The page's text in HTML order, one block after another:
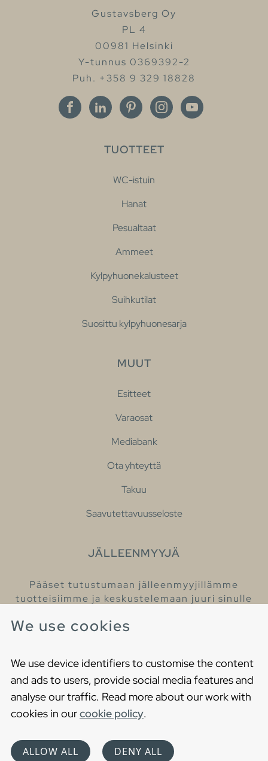
We use cookies
We use device identifiers to customise the content
and ads to users, provide social media features and
analyse our traffic. Read more about our work with
cookies in ourcookie policy.
ALLOW ALL DENY ALL
Gustavsberg Oy
PL 4
00981 Helsinki
Y-tunnus 0369392-2
Puh. +358 9 329 18828
TUOTTEET
WC-istuin
Hanat
Pesualtaat
Ammeet
Kylpyhuonekalusteet
Suihkutilat
Suosittu kylpyhuonesarja
MUUT
Esitteet
Varaosat
Mediabank
Ota yhteyttä
Takuu
Saavutettavuusseloste
JÄLLEENMYYJÄ
Pääset tutustumaan jälleenmyyjillämme
tuotteisiimme ja keskustelemaan juuri sinulle
Cookies
Privacy statement